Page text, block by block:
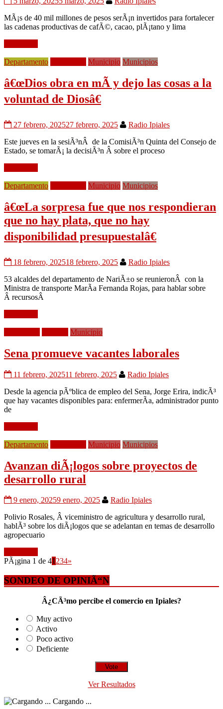
MÃ¡s de 40 mil millones de pesos serÃ¡n invertidos para fortalecer
las cadenas productivas de cafÃ©, cacao, plÃ¡tano y lima
Departamento Municipio Municipios
â€œDios obra en mÃ­ y dejo las cosas a la
voluntad de Diosâ€
27 febrero, 202527 febrero, 2025
Radio Ipiales
Este jueves en la sesiÃ³nÂ de la ComisiÃ³n Quinta del Consejo de
Estado, se tomarÃ¡ la decisiÃ³n Â sobre el proceso
Departamento Municipio Municipios
â€œLa sorpresa fue que nos respondieran
que no hay plata, que no hay
disponibilidad presupuestalâ€
18 febrero, 202518 febrero, 2025
Radio Ipiales
53 alcaldes del departamento de NariÃ±o se reunieronÂ con la
Ministra de transporte MarÃ­a Fernanda Rojas, para hablar sobre
Â recursosÂ
Municipio
Sena promueve vacantes laborales
11 febrero, 202511 febrero, 2025
Radio Ipiales
Desde la agencia pÃºblica de empleo del Sena, Jorge Erira, indicÃ³
que hay vacantes disponibles para: enfermerÃ­a, administrador punto
de
Departamento Municipio Municipios
Avanzan diÃ¡logos sobre proyectos de
desarrollo rural
9 enero, 20259 enero, 2025
Radio Ipiales
Polivio Rosales, Â viceministro de agricultura y desarrollo rural,
hablÃ³ sobre los diÃ¡logos que se adelantan en temas de desarrollo
agropecuario
PÃ¡gina 1 de 41234»
SONDEO DE OPINIÃ“N
Â¿CÃ³mo percibe el comercio en Ipiales?
Muy activo
Activo
Poco activo
Deficiente
Ver Resultados
Cargando ...